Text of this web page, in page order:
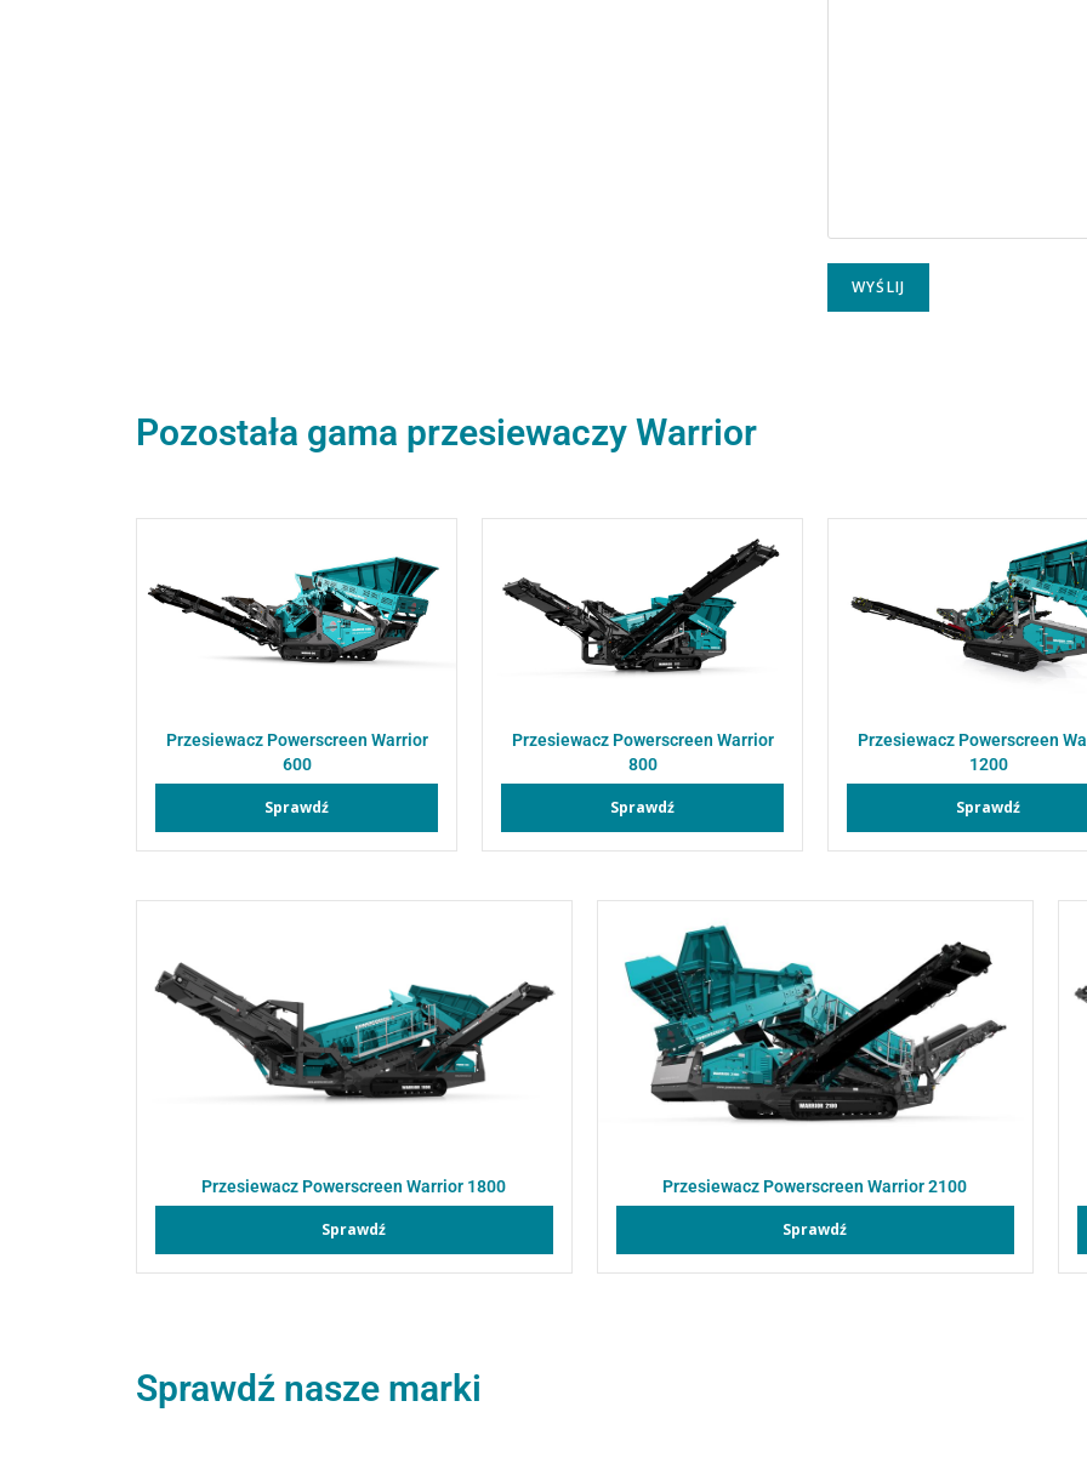
Pozostała gama przesiewaczy Warrior
Przesiewacz Powerscreen Warrior
600
Sprawdź
Przesiewacz Powerscreen Warrior
800
Sprawdź
Przesiewacz Powerscreen
1200
Sprawdź
Przesiewacz Powerscreen Warrior 1800
Sprawdź
Przesiewacz Powerscreen Warrior 2100
Sprawdź
Sprawdź nasze marki